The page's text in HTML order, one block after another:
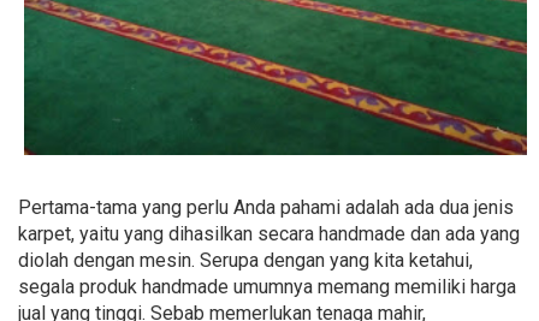
Pertama-tama yang perlu Anda pahami adalah ada dua jenis
karpet, yaitu yang dihasilkan secara handmade dan ada yang
diolah dengan mesin. Serupa dengan yang kita ketahui,
segala produk handmade umumnya memang memiliki harga
jual yang tinggi. Sebab memerlukan tenaga mahir,